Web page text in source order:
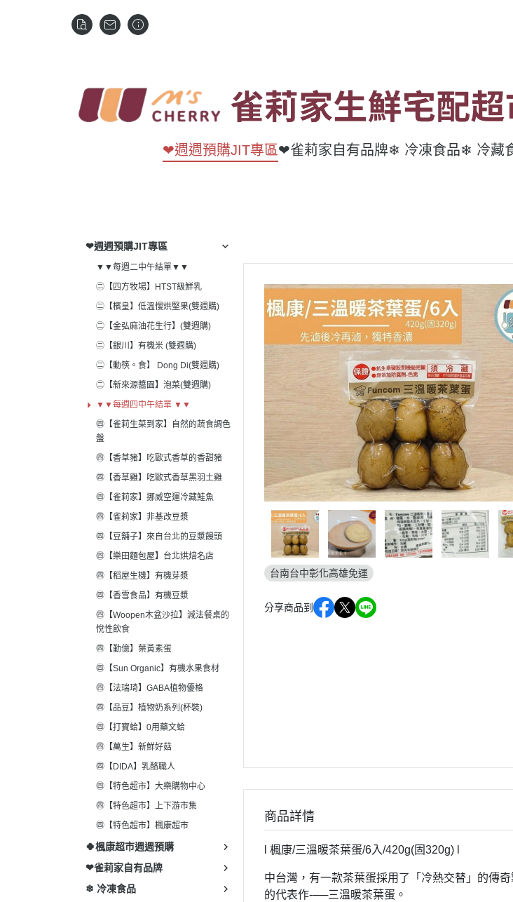
❤週週預購JIT專區❤雀莉家自有品牌❄ 冷凍食品❄ 冷藏
❤週週預購JIT專區
▼▼每週二中午結單▼▼
㊁【四方牧場】HTST級鮮乳
㊁【檳皇】低溫慢烘堅果(雙週購)
㊁【金弘麻油花生行】(雙週購)
㊁【銀川】有機米 (雙週購)
㊁【動筷。食】 Dong Di(雙週購)
㊁【新來源醬園】泡菜(雙週購)
▼▼每週四中午結單 ▼▼
㊃【雀莉生菜到家】自然的蔬食調色
盤
㊃【香草豬】吃歐式香草的香甜豬
㊃【香草雞】吃歐式香草黑羽土雞
㊃【雀莉家】挪威空運冷藏鮭魚
㊃【雀莉家】非基改豆漿
㊃【豆舖子】來自台北的豆漿饅頭
㊃【樂田麵包屋】台北烘焙名店
㊃【稻屋生機】有機芽漿
㊃【香雪食品】有機豆漿
㊃【Woopen木盆沙拉】減法餐桌的
悅性飲食
㊃【勤億】葉黃素蛋
㊃【Sun Organic】有機水果食材
㊃【法瑞琦】GABA植物優格
㊃【品豆】植物奶系列(杯裝)
㊃【打寶蛤】0用藥文蛤
㊃【萬生】新鮮好菇
㊃【DIDA】乳酪職人
㊃【特色超市】大樂購物中心
㊃【特色超市】上下游市集
㊃【特色超市】楓康超市
🍀楓康超市週週預購
❤雀莉家自有品牌
❄ 冷凍食品
台南台中彰化高雄免運
分享商品到
商品詳情
l 楓康/三溫暖茶葉蛋/6入/420g(固320g) l
中台灣，有一款茶葉蛋採用了「冷熱交替」的傳
的代表作-──三溫暖茶葉蛋。